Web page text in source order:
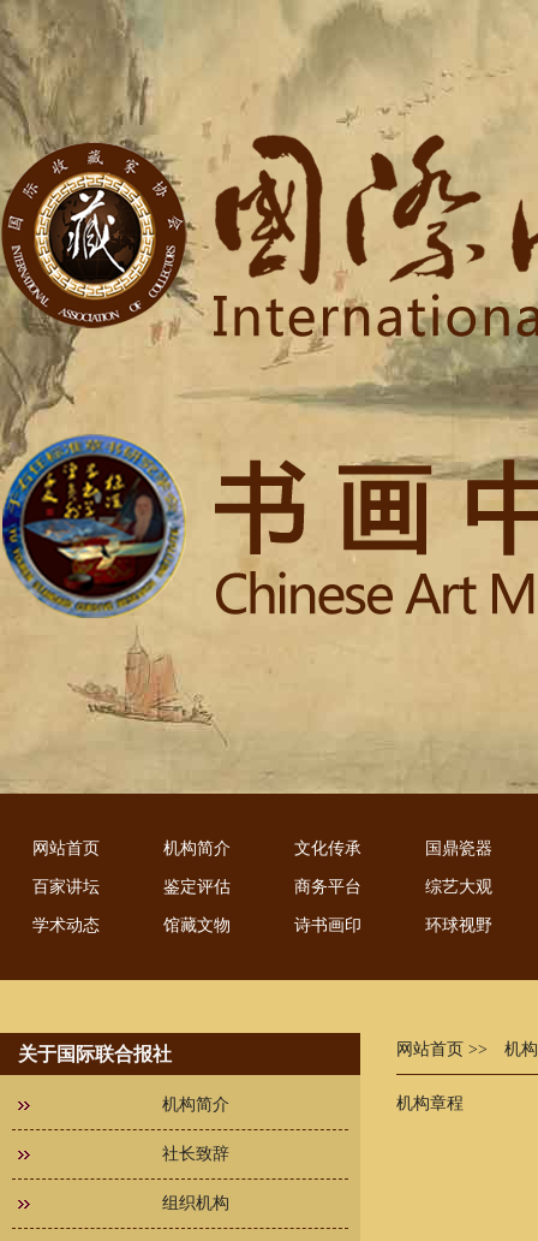
网站首页 机构简介 文化传承 国鼎瓷器
百家讲坛 鉴定评估 商务平台 综艺大观
学术动态 馆藏文物 诗书画印 环球视野
关于国际联合报社
机构简介
社长致辞
组织机构
网站首页 >> 机构
机构章程